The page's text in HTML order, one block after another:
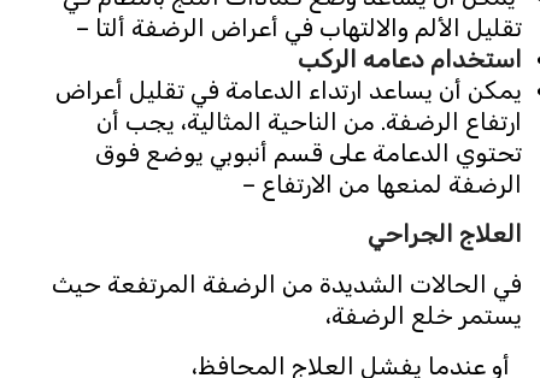
تقليل الألم والالتهاب في أعراض الرضفة ألتا –
استخدام دعامه الركب
يمكن أن يساعد ارتداء الدعامة في تقليل أعراض
ارتفاع الرضفة. من الناحية المثالية، يجب أن
تحتوي الدعامة على قسم أنبوبي يوضع فوق
الرضفة لمنعها من الارتفاع –
العلاج الجراحي
في الحالات الشديدة من الرضفة المرتفعة حيث
يستمر خلع الرضفة،
أو عندما يفشل العلاج المحافظ،